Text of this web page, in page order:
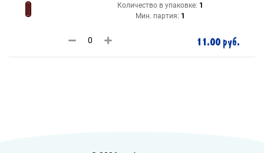
Количество в упаковке: 1
Мин. партия: 1
11.00 руб.